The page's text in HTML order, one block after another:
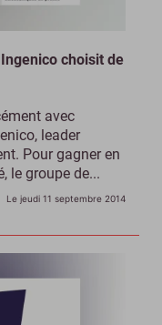
choisit de
avec
leader
Pour gagner en
le groupe de...
Le jeudi 11 septembre 2014